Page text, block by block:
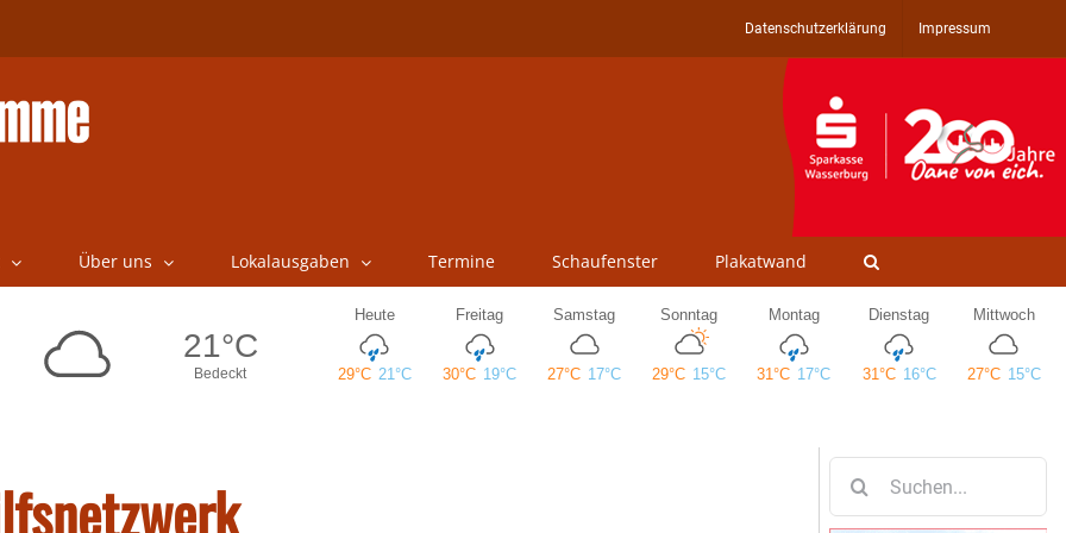
Datenschutzerklärung Impressum
Über uns Lokalausgaben Termine Schaufenster Plakatwand
nach: